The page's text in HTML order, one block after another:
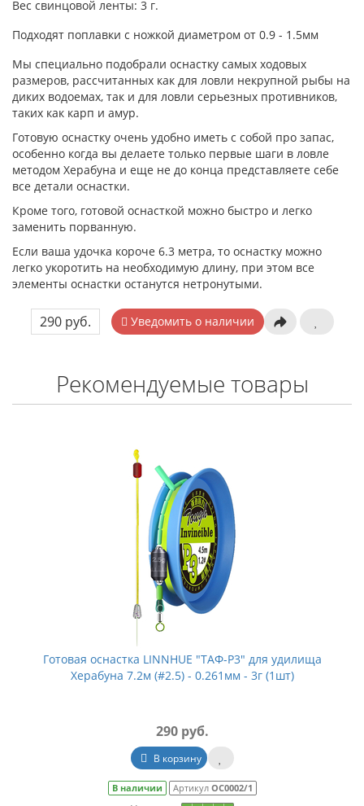
Вес свинцовой ленты: 3 г.
Подходят поплавки с ножкой диаметром от 0.9 - 1.5мм
Мы специально подобрали оснастку самых ходовых
размеров, рассчитанных как для ловли некрупной рыбы на
диких водоемах, так и для ловли серьезных противников,
таких как карп и амур.
Готовую оснастку очень удобно иметь с собой про запас,
особенно когда вы делаете только первые шаги в ловле
методом Херабуна и еще не до конца представляете себе
все детали оснастки.
Кроме того, готовой оснасткой можно быстро и легко
заменить порванную.
Если ваша удочка короче 6.3 метра, то оснастку можно
легко укоротить на необходимую длину, при этом все
элементы оснастки останутся нетронутыми.
290 руб. Уведомить о наличии
Рекомендуемые товары
Готовая оснастка LINNHUE "ТАФ-P3" для удилища
Херабуна 7.2м (#2.5) - 0.261мм - 3г (1шт)
290 руб.
В корзину
В наличии Артикул ОС0002/1